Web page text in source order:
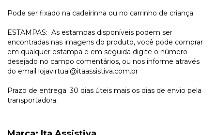
Pode ser fixado na cadeirinha ou no carrinho de criança.
ESTAMPAS: As estampas disponíveis podem ser
encontradas nas imagens do produto, você pode comprar
em qualquer estampa e em seguida digite o número
desejado no campo comentários, ou nos informe através
do email lojavirtual@itaassistiva.com.br
Prazo de entrega: 30 dias úteis mais os dias de envio pela
transportadora.